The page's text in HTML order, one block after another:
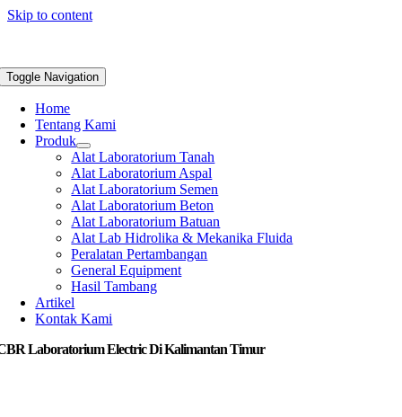
Skip to content
Toggle Navigation
Home
Tentang Kami
Produk
Alat Laboratorium Tanah
Alat Laboratorium Aspal
Alat Laboratorium Semen
Alat Laboratorium Beton
Alat Laboratorium Batuan
Alat Lab Hidrolika & Mekanika Fluida
Peralatan Pertambangan
General Equipment
Hasil Tambang
Artikel
Kontak Kami
Laboratorium Electric Di Kalimantan Timur